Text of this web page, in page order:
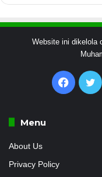
Website ini dikelola
Menu
About Us
Privacy Policy